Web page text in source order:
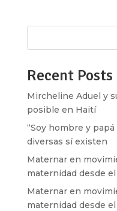
Recent Posts
Mircheline Aduel y
posible en Haití
“Soy hombre y
diversas sí existen
Maternar en
maternidad desde
Maternar en
maternidad desde